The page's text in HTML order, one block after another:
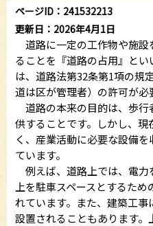
か
ページID：241532213
更新日：2026年4月1日
道路に一定の工作物や施設
ることを『道路の占用』と
は、道路法第32条第1項の規
道は区が管理者）の許可が必
道路の本来の目的は、歩行
供することです。しかし、
く、産業活動に必要な設備
ています。
例えば、道路上では、電力
上を駐車スペースとするた
れています。また、建築工
設置されることもあります